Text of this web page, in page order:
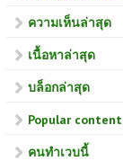
ความเห็นล่าสุด
เนื้อหาล่าสุด
บล็อกล่าสุด
Popular content
คนทำเวบนี้